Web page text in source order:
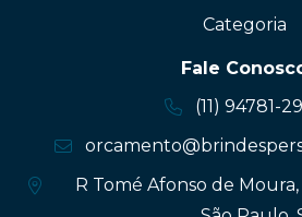
Categoria
Fale
(11) 94781-
R Tomé Afonso de Moura,